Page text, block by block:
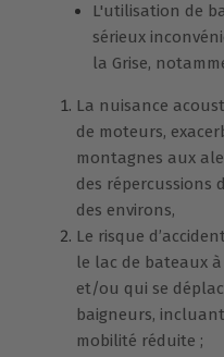
L'utilisation de
sérieux
la Grise,
La nuisance
de moteurs,
montagnes aux
des répercussions
des environs,
Le risque
le lac de bateaux
et/ou qui se
baigneurs,
mobilité réduite ;